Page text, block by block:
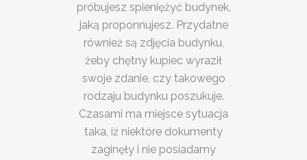
próbujesz spieniężyć budynek,
jaką proponnujesz. Przydatne
również są zdjęcia budynku,
żeby chętny kupiec wyraził
swoje zdanie, czy takowego
rodzaju budynku poszukuje.
Czasami ma miejsce sytuacja
taka, iż niektóre dokumenty
zaginęły i nie posiadamy